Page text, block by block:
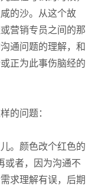
的沙。从这个故
营销专员之间的那
通问题的理解，和
正为此事伤脑经的
的问题：
。颜色改个红色的
或者，因为沟通不
求理解有误，后期